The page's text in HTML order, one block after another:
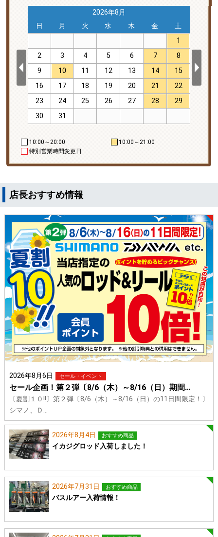
19
26
2026年8月
日
月 火 水 木 金
土
1
2
3 4 5 6 7
8
9
10 11 12 13 14
15
16
17 18 19 20 21
22
23
24 25 26 27 28
29
30
31
13
20
10:00～20:00
10:00～21:00
特別営業時間変更日
店長おすすめ情報
2026年8月6日 セール・イベント
セール企画！第２弾〔8/6（木）～8/16（日）期間…
〔夏割１０!!〕第２弾〔8/6（木）～8/16（日）の11日間限定！〕
シマノ、Ｄ…
2026年8月4日 おすすめ商品
イカジグロッド入荷しました！
2026年7月31日 おすすめ商品
バスルアー入荷情報！